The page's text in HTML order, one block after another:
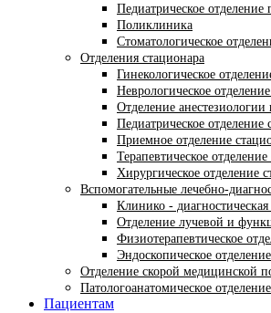
Педиатрическое
Поликлиника
Стоматологическое
Отделения стационара
Гинекологическое
Неврологическое
Отделение
Педиатрическое отделение
Приемное отделение
Терапевтическое
Хирургическое отделение
Вспомогательные лечебно-
Клинико - диагностическая
Отделение лучевой и
Физиотерапевтическое
Эндоскопическое отделение
Отделение скорой медицинской
Патологоанатомическое отделение
Пациентам